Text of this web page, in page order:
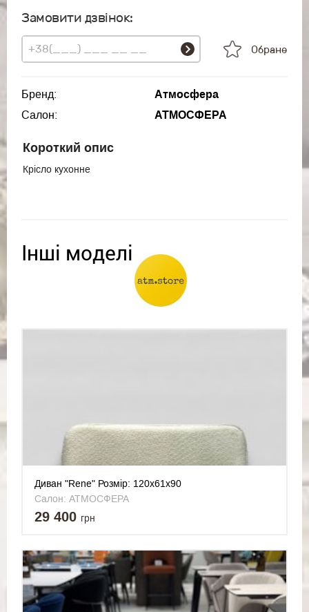
Замовити дзвінок:
Обране
Бренд:
Атмосфера
Салон:
АТМОСФЕРА
Короткий опис
Крісло кухонне
Інші моделі
Диван "Rene" Розмір: 120х61х90
Салон: АТМОСФЕРА
29 400 грн